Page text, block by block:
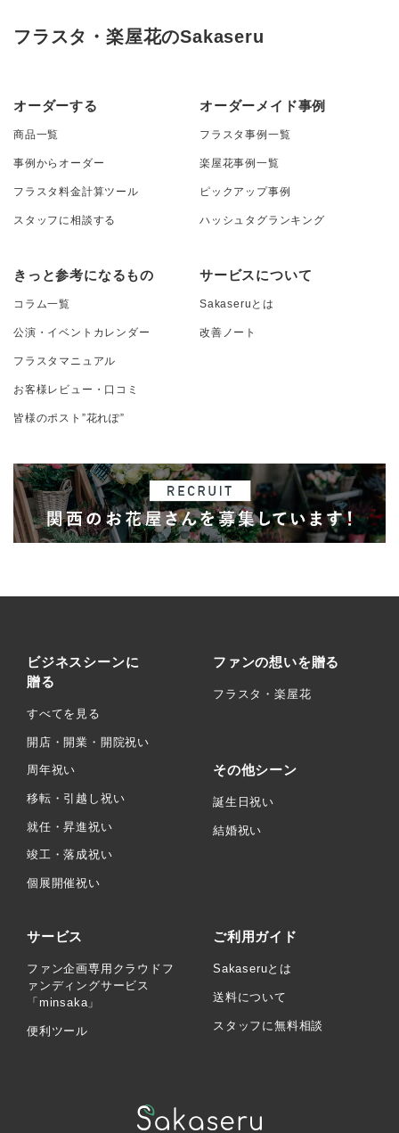
フラスタ・楽屋花のSakaseru
オーダーする
商品一覧
事例からオーダー
フラスタ料金計算ツール
スタッフに相談する
オーダーメイド事例
フラスタ事例一覧
楽屋花事例一覧
ピックアップ事例
ハッシュタグランキング
きっと参考になるもの
コラム一覧
公演・イベントカレンダー
フラスタマニュアル
お客様レビュー・口コミ
皆様のポスト”花れぽ”
サービスについて
Sakaseruとは
改善ノート
ビジネスシーンに
贈る
すべてを見る
開店・開業・開院祝い
周年祝い
移転・引越し祝い
就任・昇進祝い
竣工・落成祝い
個展開催祝い
ファンの想いを贈る
フラスタ・楽屋花
その他シーン
誕生日祝い
結婚祝い
サービス
ファン企画専用クラウドフ
ァンディングサービス
「minsaka」
便利ツール
ご利用ガイド
Sakaseruとは
送料について
スタッフに無料相談